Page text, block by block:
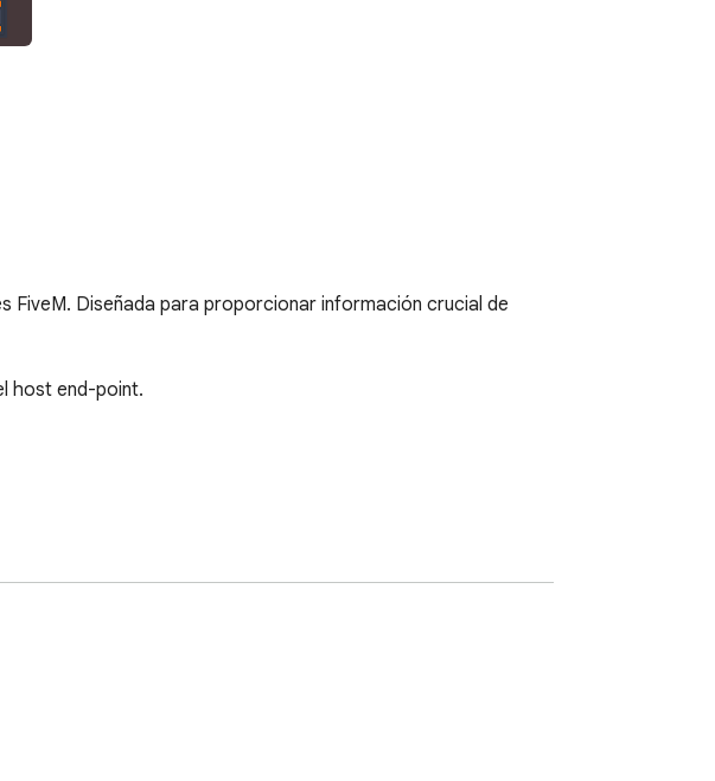
FiveM. Diseñada para proporcionar información crucial de
host end-point.